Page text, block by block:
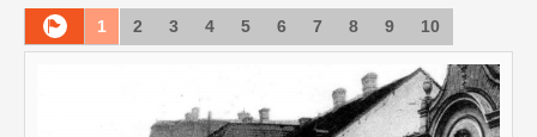
1 2 3 4 5 6 7 8 9 10